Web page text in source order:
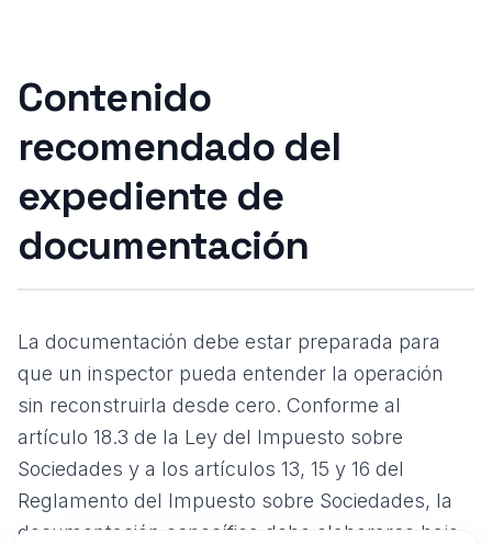
Contenido
recomendado del
expediente de
documentación
La documentación debe estar preparada para
que un inspector pueda entender la operación
sin reconstruirla desde cero. Conforme al
artículo 18.3 de la Ley del Impuesto sobre
Sociedades y a los artículos 13, 15 y 16 del
Reglamento del Impuesto sobre Sociedades, la
documentación específica debe elaborarse bajo